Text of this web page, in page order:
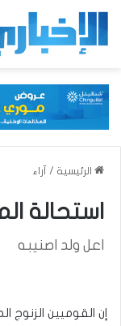
الرئيسية / آراء
استحالة
اعل ولد اصنيبه
إن القوميين الزنوج